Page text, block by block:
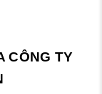
CÔNG TY